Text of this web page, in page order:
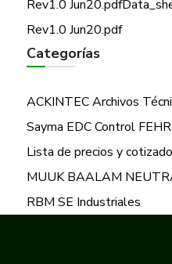
Rev1.0 Jun20.pdf
Rev1.0 Jun20.pdf
Categorías
ACKINTECArchivos
Sayma EDC Control
Lista de precios y
MUUK BAALAM
RBM SE Industriales